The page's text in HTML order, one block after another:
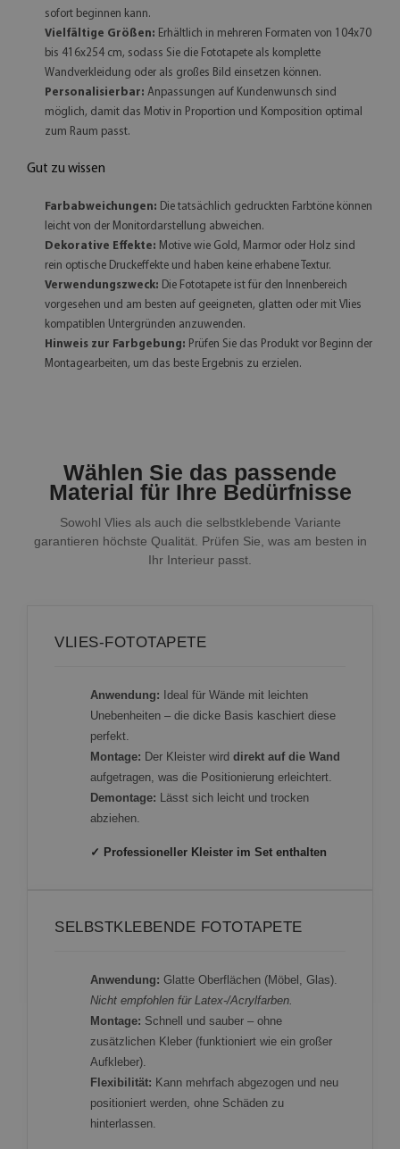
sofort beginnen kann.
Vielfältige Größen: Erhältlich in mehreren Formaten von 104x70
bis 416x254 cm, sodass Sie die Fototapete als komplette
Wandverkleidung oder als großes Bild einsetzen können.
Personalisierbar: Anpassungen auf Kundenwunsch sind
möglich, damit das Motiv in Proportion und Komposition optimal
zum Raum passt.
Gut zu wissen
Farbabweichungen: Die tatsächlich gedruckten Farbtöne können
leicht von der Monitordarstellung abweichen.
Dekorative Effekte: Motive wie Gold, Marmor oder Holz sind
rein optische Druckeffekte und haben keine erhabene Textur.
Verwendungszweck: Die Fototapete ist für den Innenbereich
vorgesehen und am besten auf geeigneten, glatten oder mit Vlies
kompatiblen Untergründen anzuwenden.
Hinweis zur Farbgebung: Prüfen Sie das Produkt vor Beginn der
Montagearbeiten, um das beste Ergebnis zu erzielen.
Wählen Sie das passende
Material für Ihre Bedürfnisse
Sowohl Vlies als auch die selbstklebende Variante
garantieren höchste Qualität. Prüfen Sie, was am besten in
Ihr Interieur passt.
VLIES-FOTOTAPETE
Anwendung: Ideal für Wände mit leichten
Unebenheiten – die dicke Basis kaschiert diese
perfekt.
Montage: Der Kleister wird direkt auf die Wand
aufgetragen, was die Positionierung erleichtert.
Demontage: Lässt sich leicht und trocken
abziehen.
✓ Professioneller Kleister im Set enthalten
SELBSTKLEBENDE FOTOTAPETE
Anwendung: Glatte Oberflächen (Möbel, Glas).
Nicht empfohlen für Latex-/Acrylfarben.
Montage: Schnell und sauber – ohne
zusätzlichen Kleber (funktioniert wie ein großer
Aufkleber).
Flexibilität: Kann mehrfach abgezogen und neu
positioniert werden, ohne Schäden zu
hinterlassen.